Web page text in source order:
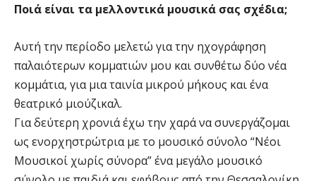
Ποιά είναι τα μελλοντικά μουσικά σας σχέδια;
Αυτή την περίοδο μελετώ για την ηχογράφηση
παλαιότερων κομματιών μου και συνθέτω δύο νέα
κομμάτια, για μια ταινία μικρού μήκους και ένα
θεατρικό μιούζικαλ.
Για δεύτερη χρονιά έχω την χαρά να συνεργάζομαι
ως ενορχηστρώτρια με το μουσικό σύνολο “Νέοι
Μουσικοί χωρίς σύνορα” ένα μεγάλο μουσικό